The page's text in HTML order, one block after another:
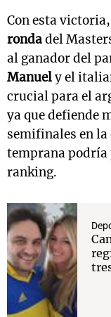
Con esta victoria,
rondadel
al ganador del
Manuely el
crucial para el
ya que defiende
semifinales en
temprana podría
ranking.